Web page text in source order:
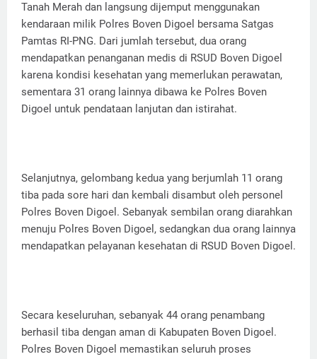
Tanah Merah dan langsung dijemput menggunakan
kendaraan milik Polres Boven Digoel bersama Satgas
Pamtas RI-PNG. Dari jumlah tersebut, dua orang
mendapatkan penanganan medis di RSUD Boven Digoel
karena kondisi kesehatan yang memerlukan perawatan,
sementara 31 orang lainnya dibawa ke Polres Boven
Digoel untuk pendataan lanjutan dan istirahat.
Selanjutnya, gelombang kedua yang berjumlah 11 orang
tiba pada sore hari dan kembali disambut oleh personel
Polres Boven Digoel. Sebanyak sembilan orang diarahkan
menuju Polres Boven Digoel, sedangkan dua orang lainnya
mendapatkan pelayanan kesehatan di RSUD Boven Digoel.
Secara keseluruhan, sebanyak 44 orang penambang
berhasil tiba dengan aman di Kabupaten Boven Digoel.
Polres Boven Digoel memastikan seluruh proses